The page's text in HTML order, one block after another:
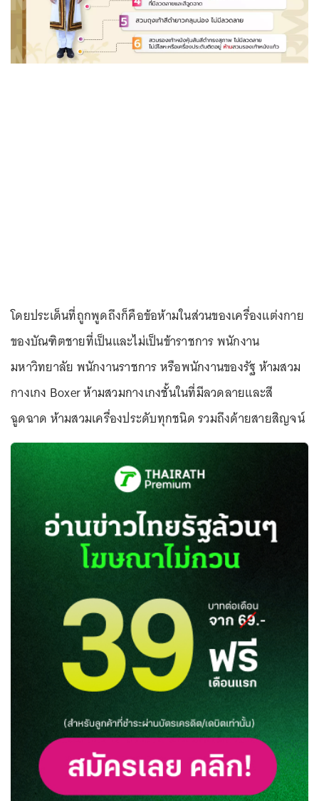
โดยประเด็นที่ถูกพูดถึงก็คือข้อห้ามในส่วนของเครื่องแต่งกาย
ของบัณฑิตชายที่เป็นและไม่เป็นข้าราชการ พนักงาน
มหาวิทยาลัย พนักงานราชการ หรือพนักงานของรัฐ ห้ามสวม
กางเกง Boxer ห้ามสวมกางเกงชั้นในที่มีลวดลายและสี
ฉูดฉาด ห้ามสวมเครื่องประดับทุกชนิด รวมถึงด้ายสายสิญจน์